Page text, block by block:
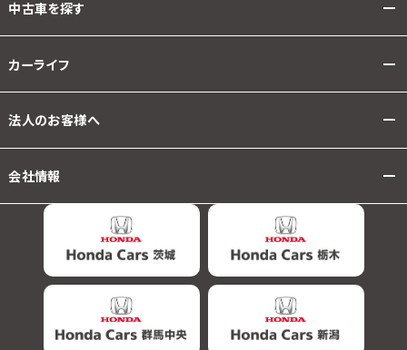
中古車を探す
カーライフ
法人のお客様へ
会社情報